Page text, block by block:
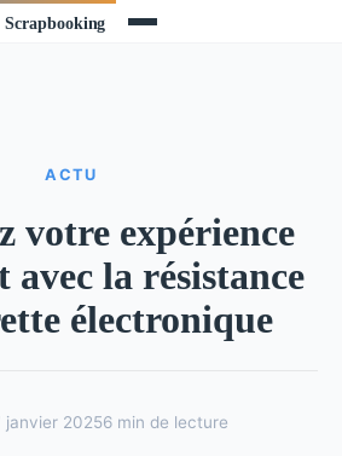
ACTU
votre expérience
avec la résistance
électronique
janvier 20256 min de lecture